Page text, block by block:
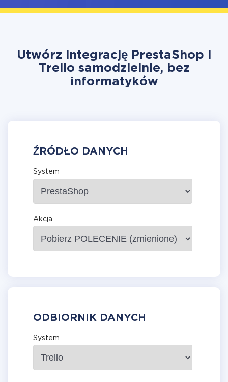
Utwórz integrację PrestaShop i
Trello samodzielnie, bez
informatyków
ŹRÓDŁO DANYCH
System
Akcja
ODBIORNIK DANYCH
System